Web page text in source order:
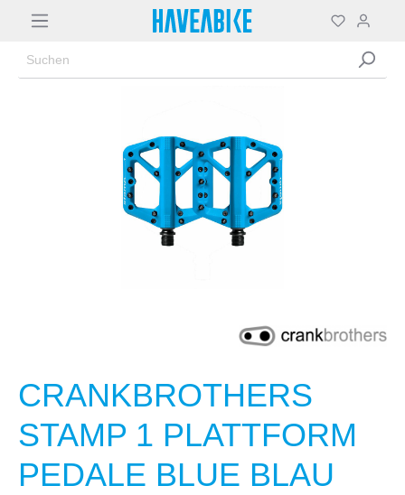
CRANKBROTHERS
STAMP 1 PLATTFORM
PEDALE BLUE BLAU